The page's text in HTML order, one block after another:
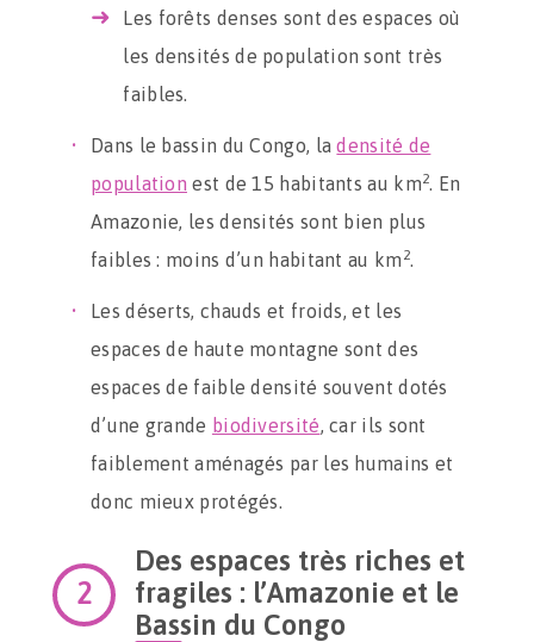
Les forêts denses sont des espaces où
les densités de population sont très
faibles.
Dans le bassin du Congo, ladensité de
population est de 15 habitants au km2. En
Amazonie, les densités sont bien plus
faibles : moins d’un habitant au km 2.
Les déserts, chauds et froids, et les
espaces de haute montagne sont des
espaces de faible densité souvent dotés
d’une grande biodiversité, car ils sont
faiblement aménagés par les humains et
donc mieux protégés.
Des espaces très riches et
fragiles : l’Amazonie et le
Bassin du Congo